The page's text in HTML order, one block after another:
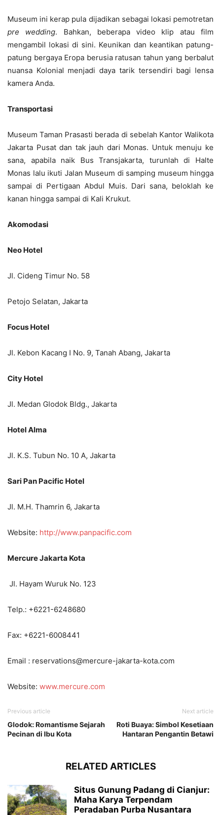
Museum ini kerap pula dijadikan sebagai lokasi pemotretan
pre wedding. Bahkan, beberapa video klip atau film
mengambil lokasi di sini. Keunikan dan keantikan patung-
patung bergaya Eropa berusia ratusan tahun yang berbalut
nuansa Kolonial menjadi daya tarik tersendiri bagi lensa
kamera Anda.
Transportasi
Museum Taman Prasasti berada di sebelah Kantor Walikota
Jakarta Pusat dan tak jauh dari Monas. Untuk menuju ke
sana, apabila naik Bus Transjakarta, turunlah di Halte
Monas lalu ikuti Jalan Museum di samping museum hingga
sampai di Pertigaan Abdul Muis. Dari sana, beloklah ke
kanan hingga sampai di Kali Krukut.
Akomodasi
Neo Hotel
Jl. Cideng Timur No. 58
Petojo Selatan, Jakarta
Focus Hotel
Jl. Kebon Kacang I No. 9, Tanah Abang, Jakarta
City Hotel
Jl. Medan Glodok Bldg., Jakarta
Hotel Alma
Jl. K.S. Tubun No. 10 A, Jakarta
Sari Pan Pacific Hotel
Jl. M.H. Thamrin 6, Jakarta
Website: http://www.panpacific.com
Mercure Jakarta Kota
Jl. Hayam Wuruk No. 123
Telp.: +6221-6248680
Fax: +6221-6008441
Email : reservations@mercure-jakarta-kota.com
Website: www.mercure.com
Previous article
Glodok: Romantisme Sejarah
Pecinan di Ibu Kota
Next article
Roti Buaya: Simbol Kesetiaan
Hantaran Pengantin Betawi
RELATED ARTICLES
Situs Gunung Padang di Cianjur:
Maha Karya Terpendam
Peradaban Purba Nusantara